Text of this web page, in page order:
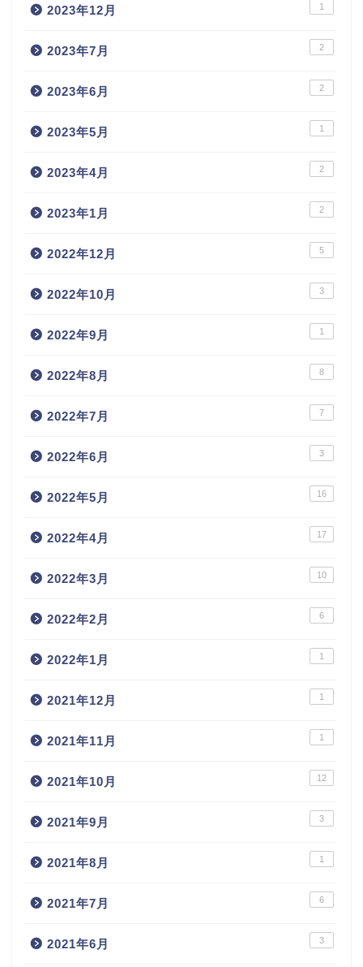
2023年12月 1
2023年7月 2
2023年6月 2
2023年5月 1
2023年4月 2
2023年1月 2
2022年12月 5
2022年10月 3
2022年9月 1
2022年8月 8
2022年7月 7
2022年6月 3
2022年5月 16
2022年4月 17
2022年3月 10
2022年2月 6
2022年1月 1
2021年12月 1
2021年11月 1
2021年10月 12
2021年9月 3
2021年8月 1
2021年7月 6
2021年6月 3